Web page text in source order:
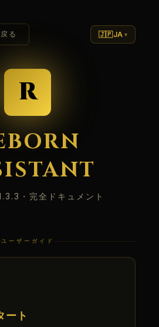
る 🇯🇵JA ▾
R
・完全ドキュメント
ユーザーガイド
ート